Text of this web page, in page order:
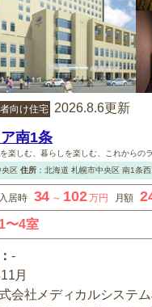
向け住宅 2026.8.6更新
南1条
楽しむ、暮らしを楽しむ、これからの
央区 住所： 北海道 札幌市中央区南1条西
入居時 34 ～ 102万円 月額
1〜4室
：-
月
会社メディカルシステ